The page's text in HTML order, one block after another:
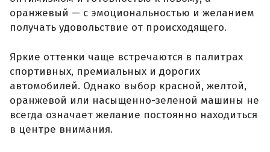
оранжевый — с эмоциональностью и желанием
получать удовольствие от происходящего.
Яркие оттенки чаще встречаются в палитрах
спортивных, премиальных и дорогих
автомобилей. Однако выбор красной, желтой,
оранжевой или насыщенно-зеленой машины не
всегда означает желание постоянно находиться
в центре внимания.